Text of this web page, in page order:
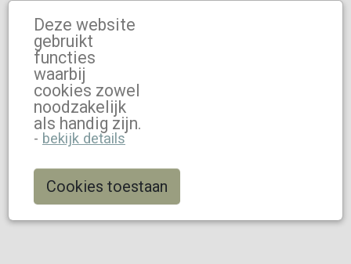
Deze website
gebruikt
functies
waarbij
cookies zowel
noodzakelijk
als handig zijn.
- bekijk details
Cookies toestaan